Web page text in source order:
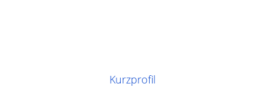
Kurzprofil